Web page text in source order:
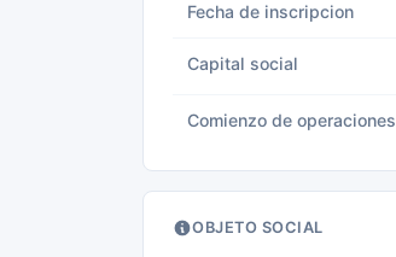
Fecha de inscripcion
Capital social
Comienzo de operaciones
OBJETO SOCIAL